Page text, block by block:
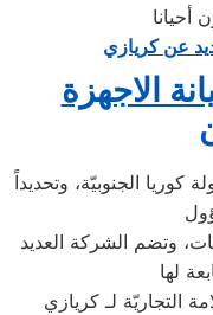
عن كريازي
الاجهزة
الجنوبيّة، وتحديداً
وتضم الشركة العديد